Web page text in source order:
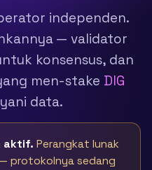
independen.
— validator
konsensus, dan
men-stake DIG
data.
aktif. Perangkat lunak
protokolnya sedang